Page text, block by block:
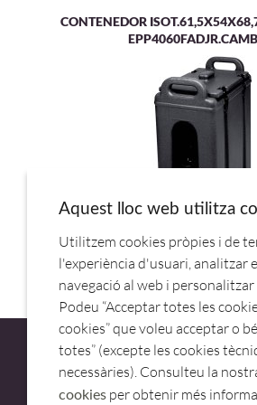
CONTENEDOR
CONTENEDOR ISOT. LIQUID.9,4L
Aquest lloc web utilitza
Utilitzem cookies pròpies i de
l'experiència d'usuari, analitzar
navegació al web i
Podeu “Acceptar totes les
cookies” que voleu acceptar o
totes” (excepte les cookies
necessàries). Consulteu la
cookies per obtenir més